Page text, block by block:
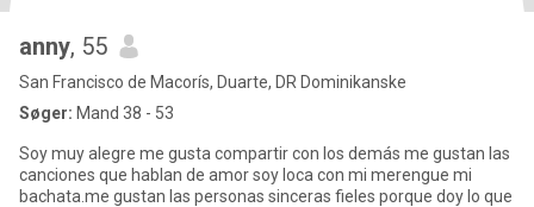
anny, 55
San Francisco de Macorís, Duarte, DR Dominikanske
Søger: Mand 38 - 53
Soy muy alegre me gusta compartir con los demás me gustan las
canciones que hablan de amor soy loca con mi merengue mi
bachata.me gustan las personas sinceras fieles porque doy lo que